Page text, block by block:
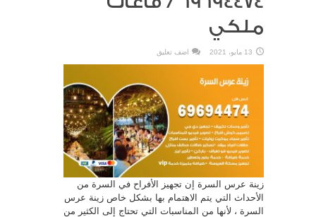
ملكي
13 مايو، 2021 اضف تعليق
زينة عرس السرة إن تجهيز الأفراح في السرة من
الأحداث التي يتم الاهتمام بها بشكل خاص زينة عرس
السرة ، لأنها من المناسبات التي تحتاج إلى الكثير من